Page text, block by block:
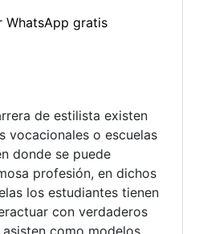
de estilista existen
vocacionales o escuelas
donde se puede
profesión, en dichos
los estudiantes tienen
con verdaderos